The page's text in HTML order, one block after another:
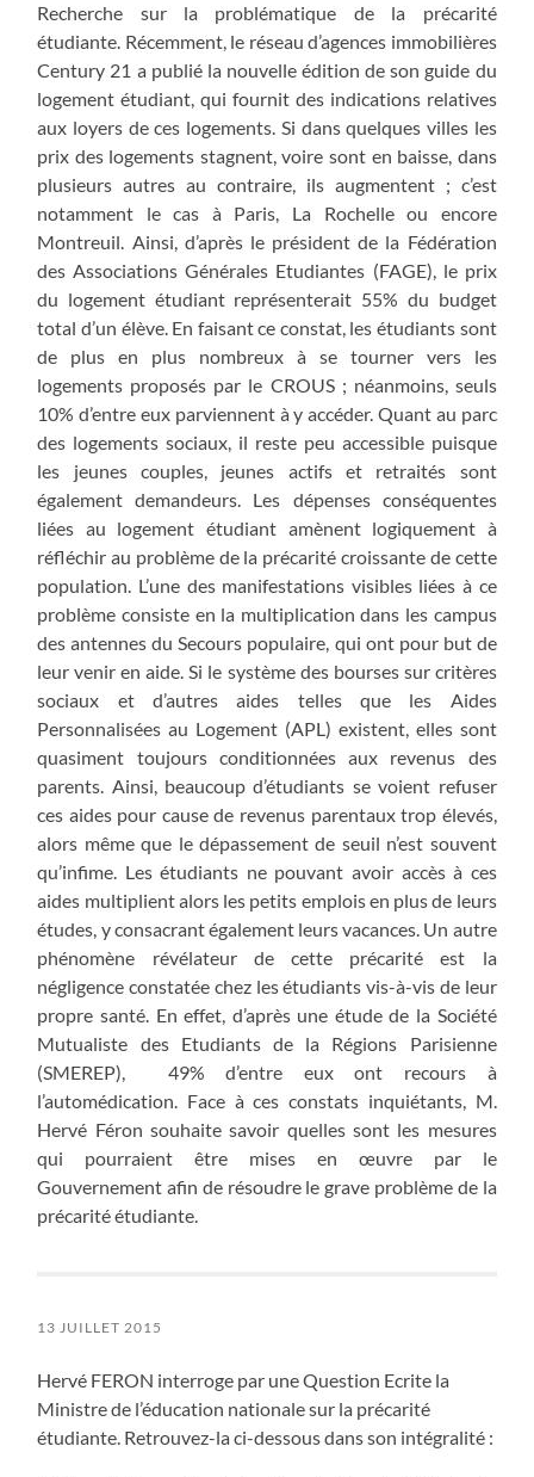
Recherche sur la problématique de la précarité
étudiante. Récemment, le réseau d’agences immobilières
Century 21 a publié la nouvelle édition de son guide du
logement étudiant, qui fournit des indications relatives
aux loyers de ces logements. Si dans quelques villes les
prix des logements stagnent, voire sont en baisse, dans
plusieurs autres au contraire, ils augmentent ; c’est
notamment le cas à Paris, La Rochelle ou encore
Montreuil. Ainsi, d’après le président de la Fédération
des Associations Générales Etudiantes (FAGE), le prix
du logement étudiant représenterait 55% du budget
total d’un élève. En faisant ce constat, les étudiants sont
de plus en plus nombreux à se tourner vers les
logements proposés par le CROUS ; néanmoins, seuls
10% d’entre eux parviennent à y accéder. Quant au parc
des logements sociaux, il reste peu accessible puisque
les jeunes couples, jeunes actifs et retraités sont
également demandeurs. Les dépenses conséquentes
liées au logement étudiant amènent logiquement à
réfléchir au problème de la précarité croissante de cette
population. L’une des manifestations visibles liées à ce
problème consiste en la multiplication dans les campus
des antennes du Secours populaire, qui ont pour but de
leur venir en aide. Si le système des bourses sur critères
sociaux et d’autres aides telles que les Aides
Personnalisées au Logement (APL) existent, elles sont
quasiment toujours conditionnées aux revenus des
parents. Ainsi, beaucoup d’étudiants se voient refuser
ces aides pour cause de revenus parentaux trop élevés,
alors même que le dépassement de seuil n’est souvent
qu’infime. Les étudiants ne pouvant avoir accès à ces
aides multiplient alors les petits emplois en plus de leurs
études, y consacrant également leurs vacances. Un autre
phénomène révélateur de cette précarité est la
négligence constatée chez les étudiants vis-à-vis de leur
propre santé. En effet, d’après une étude de la Société
Mutualiste des Etudiants de la Régions Parisienne
(SMEREP), 49% d’entre eux ont recours à
l’automédication. Face à ces constats inquiétants, M.
Hervé Féron souhaite savoir quelles sont les mesures
qui pourraient être mises en œuvre par le
Gouvernement afin de résoudre le grave problème de la
précarité étudiante.
13 JUILLET 2015
Hervé FERON interroge par une Question Ecrite la
Ministre de l’éducation nationale sur la précarité
étudiante. Retrouvez-la ci-dessous dans son intégralité :